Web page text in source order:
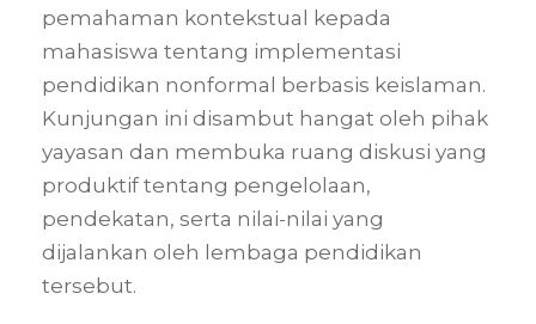
pemahaman kontekstual kepada
mahasiswa tentang implementasi
pendidikan nonformal berbasis keislaman.
Kunjungan ini disambut hangat oleh pihak
yayasan dan membuka ruang diskusi yang
produktif tentang pengelolaan,
pendekatan, serta nilai-nilai yang
dijalankan oleh lembaga pendidikan
tersebut.